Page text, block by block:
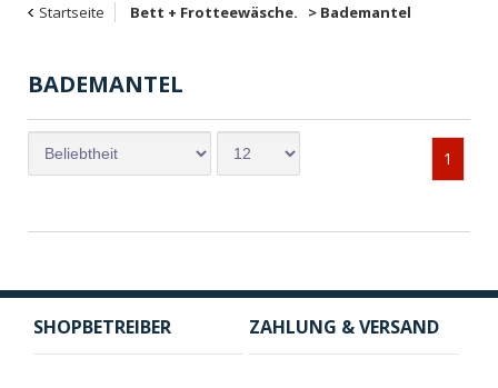
Startseite Bett + Frotteewäsche. > Bademantel
BADEMANTEL
1
SHOPBETREIBER ZAHLUNG & VERSAND